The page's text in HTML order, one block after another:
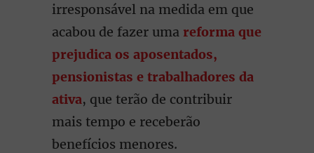
irresponsável na medida em que
acabou de fazer uma reforma que
prejudica os aposentados,
pensionistas e trabalhadores da
ativa, que terão de contribuir
mais tempo e receberão
benefícios menores.